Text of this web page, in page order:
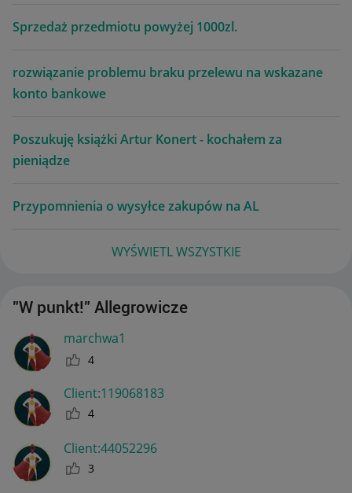
Sprzedaż przedmiotu powyżej 1000zl.
rozwiązanie problemu braku przelewu na wskazane
konto bankowe
Poszukuję książki Artur Konert - kochałem za
pieniądze
Przypomnienia o wysyłce zakupów na AL
WYŚWIETL WSZYSTKIE
"W punkt!" Allegrowicze
marchwa1
4
Client:119068183
4
Client:44052296
3